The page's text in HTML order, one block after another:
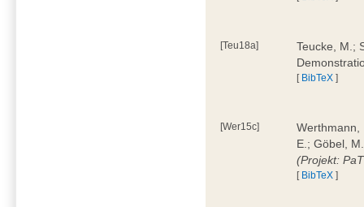
[Teu18a]
Teucke, M.;
[ BibTeX ]
[Wer15c]
Werthmann,
E.; Göbel,
(Projekt:
[ BibTeX ]